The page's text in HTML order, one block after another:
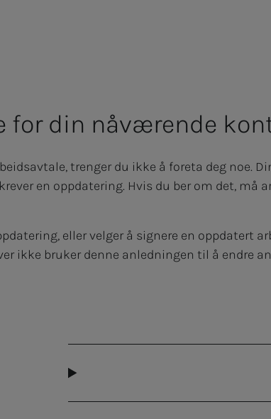
for din nåværende
trenger du ikke å foreta deg noe.
en oppdatering. Hvis du ber om det, må
eller velger å signere en oppdatert
ikke bruker denne anledningen til å endre